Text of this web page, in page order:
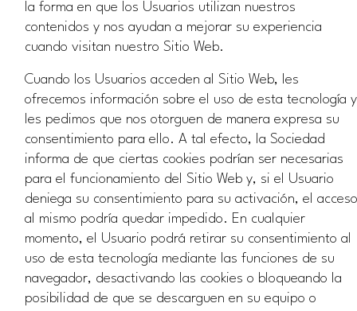
la forma en que los Usuarios utilizan nuestros
contenidos y nos ayudan a mejorar su experiencia
cuando visitan nuestro Sitio Web.
Cuando los Usuarios acceden al Sitio Web, les
ofrecemos información sobre el uso de esta tecnología y
les pedimos que nos otorguen de manera expresa su
consentimiento para ello. A tal efecto, la Sociedad
informa de que ciertas cookies podrían ser necesarias
para el funcionamiento del Sitio Web y, si el Usuario
deniega su consentimiento para su activación, el acceso
al mismo podría quedar impedido. En cualquier
momento, el Usuario podrá retirar su consentimiento al
uso de esta tecnología mediante las funciones de su
navegador, desactivando las cookies o bloqueando la
posibilidad de que se descarguen en su equipo o